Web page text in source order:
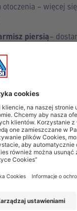
– więcej
piersią–
Gazowaną
czy wybierzesz
podstawie
jej mniej. Nie
żołądka.
można